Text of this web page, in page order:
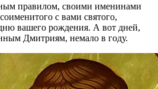
правилом, своими именинами
с вами святого,
вашего рождения. А вот дней,
Дмитриям, немало в году.